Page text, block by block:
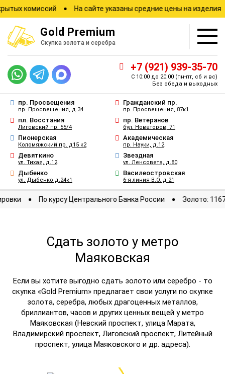
комиссий На сайте указаны средние цены на изделия
Gold Premium
Скупка золота и серебра
пр. Просвещения
пр. Просвещения, д.34
Гражданский пр.
пр. Просвещения, 87к1
пл. Восстания
Лиговский пр. 55/4
пр. Ветеранов
бул. Новаторов, 71
Пионерская
Коломяжский пр. д15 к2
Академическая
пр. Науки, д.12
Девяткино
ул. Тихая, д.12
Звездная
ул. Ленсовета, д.80
Дыбенко
ул. Дыбенко д.24к1
Василеостровская
6-я линия В.О. д 21
+7 (921) 939-35-70
С 10:00 до 20:00 (пн-пт, сб и вс)
Без обеда и выходных
котировки По курсу Центрального Банка России
Сдать золото у метро
Маяковская
Если вы хотите выгодно сдать золото или серебро - то
скупка «Gold Premium» предлагает свои услуги по скупке
золота, серебра, любых драгоценных металлов,
бриллиантов, часов и других ценных вещей у метро
Маяковская (Невский проспект, улица Марата,
Владимирский проспект, Лиговский проспект, Литейный
проспект, улица Маяковского и др. адреса).